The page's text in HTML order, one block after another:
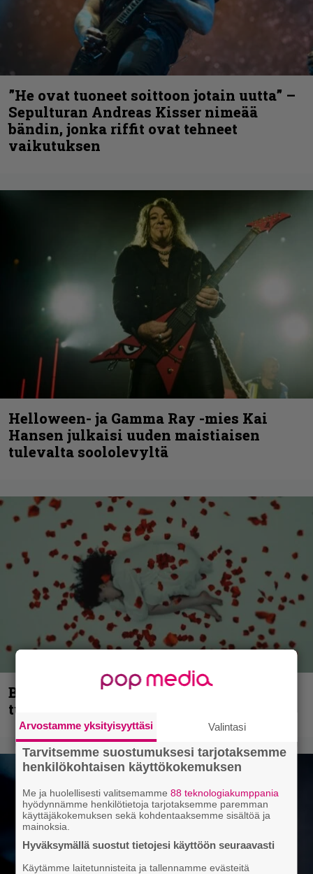
”He ovat tuoneet soittoon jotain uutta” –
Sepulturan Andreas Kisser nimeää
bändin, jonka riffit ovat tehneet
vaikutuksen
Helloween- ja Gamma Ray -mies Kai
Hansen julkaisi uuden maistiaisen
tulevalta soololevyltä
Blind Channel palaa rytinällä –
tuplasingle videoineen julki
Arvostamme yksityisyyttäsi Valintasi
Tarvitsemme suostumuksesi tarjotaksemme
henkilökohtaisen käyttökokemuksen
Me ja huolellisesti valitsemamme88 teknologiakumppania
hyödynnämme henkilötietoja tarjotaksemme paremman
käyttäjäkokemuksen sekä kohdentaaksemme sisältöä ja
mainoksia.
Hyväksymällä suostut tietojesi käyttöön seuraavasti
Käytämme laitetunnisteita ja tallennamme evästeitä